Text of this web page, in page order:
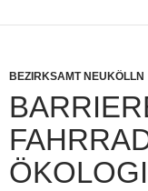
BEZIRKSAMT NEUKÖLLN